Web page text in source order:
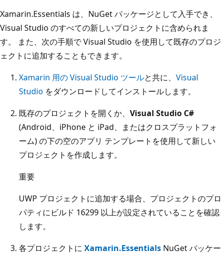
Xamarin.Essentials は、NuGet パッケージとして入手でき、
Visual Studio のすべての新しいプロジェクトに含められま
す。 また、次の手順で Visual Studio を使用して既存のプロジ
ェクトに追加することもできます。
Xamarin 用の Visual Studio ツールと共に、 Visual
Studio をダウンロードしてインストールします。
既存のプロジェクトを開くか、 Visual Studio C#
(Android、iPhone と iPad、またはクロスプラットフォ
ーム) の下の空のアプリ テンプレートを使用して新しい
プロジェクトを作成します。
重要
UWP プロジェクトに追加する場合、プロジェクトのプロ
パティにビルド 16299 以上が設定されていることを確認
します。
各プロジェクトに Xamarin.Essentials NuGet パッケー